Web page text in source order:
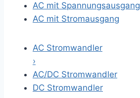
AC mit Spannungsausgang
AC mit Stromausgang
AC Stromwandler
›
AC/DC Stromwandler
DC Stromwandler